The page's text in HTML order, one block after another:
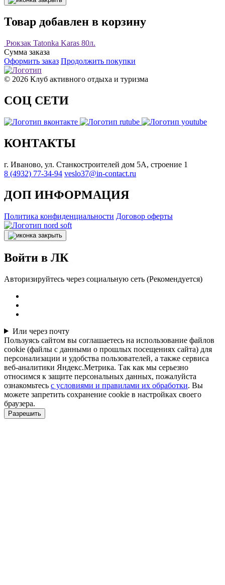
Товар добавлен в корзину
Рюкзак Tatonka Karas 80л.
Сумма заказа
Оформить заказ Продолжить покупки
© 2026 Клуб активного отдыха и туризма
СОЦ СЕТИ
КОНТАКТЫ
г. Иваново, ул. Станкостроителей дом 5А, строение 1
8 (4932) 77-34-94 veslo37@in-contact.ru
ДОП ИНФОРМАЦИЯ
Политика конфиденциальности Договор оферты
Войти в ЛК
Авторизируйтесь через социальную сеть (Рекомендуется)
Или через почту
Пользуясь сайтом вы соглашаетесь на использование файлов
cookie (файлы с данными о прошлых посещениях сайта) для
персонализации и удобства пользователей, а также сервиса
веб-аналитики Яндекс.Метрика. Так как мы серьезно
относимся к защите персональных данных, пожалуйста
ознакомьтесь с условиями и правилами их обработки. Вы
можете запретить сохранение cookie в настройках своего
браузера.
Разрешить